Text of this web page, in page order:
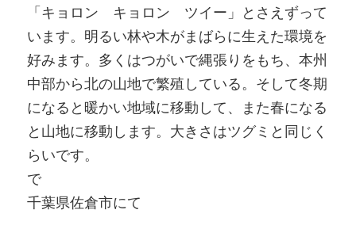
「キョロン キョロン ツイー」とさえずって
います。明るい林や木がまばらに生えた環境を
好みます。多くはつがいで縄張りをもち、本州
中部から北の山地で繁殖している。そして冬期
になると暖かい地域に移動して、また春になる
と山地に移動します。大きさはツグミと同じく
らいです。
千葉県佐倉市にて